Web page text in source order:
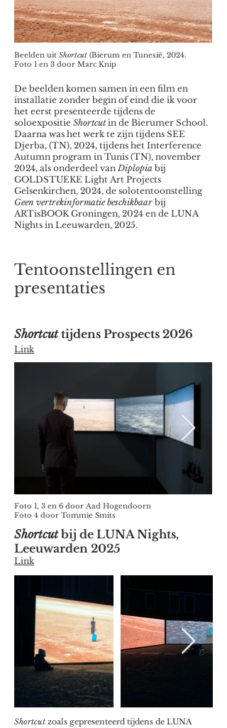
Beelden uit Shortcut (Bierum en Tunesië, 2024.
Foto 1 en 3 door Marc Knip
De beelden komen samen in een film en
installatie zonder begin of eind die ik voor
het eerst presenteerde tijdens de
soloexpositie Shortcutin de Bierumer School.
Daarna was het werk te zijn tijdens SEE
Djerba, (TN), 2024, tijdens het Interference
Autumn program in Tunis (TN), november
2024, als onderdeel vanDiplopia bij
GOLDSTUEKE Light Art Projects
Gelsenkirchen, 2024, de solotentoonstelling
Geen vertrekinformatie beschikbaar bij
ARTisBOOK Groningen, 2024 en de LUNA
Nights in Leeuwarden, 2025. ​
Tentoonstellingen en
presentaties
Shortcuttijdens Prospects 2026
Link
Foto 1, 3 en 6 door Aad Hogendoorn
Foto 4 door Tommie Smits
Shortcutbij de LUNA Nights,
Leeuwarden 2025
Link
Shortcut zoals gepresenteerd tijdens de LUNA